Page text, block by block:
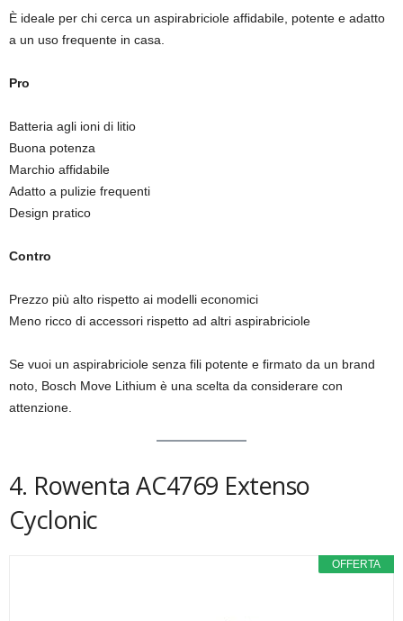
È ideale per chi cerca un aspirabriciole affidabile, potente e adatto
a un uso frequente in casa.
Pro
Batteria agli ioni di litio
Buona potenza
Marchio affidabile
Adatto a pulizie frequenti
Design pratico
Contro
Prezzo più alto rispetto ai modelli economici
Meno ricco di accessori rispetto ad altri aspirabriciole
Se vuoi un aspirabriciole senza fili potente e firmato da un brand
noto, Bosch Move Lithium è una scelta da considerare con
attenzione.
4. Rowenta AC4769 Extenso
Cyclonic
OFFERTA